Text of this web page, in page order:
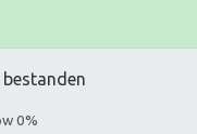
0%